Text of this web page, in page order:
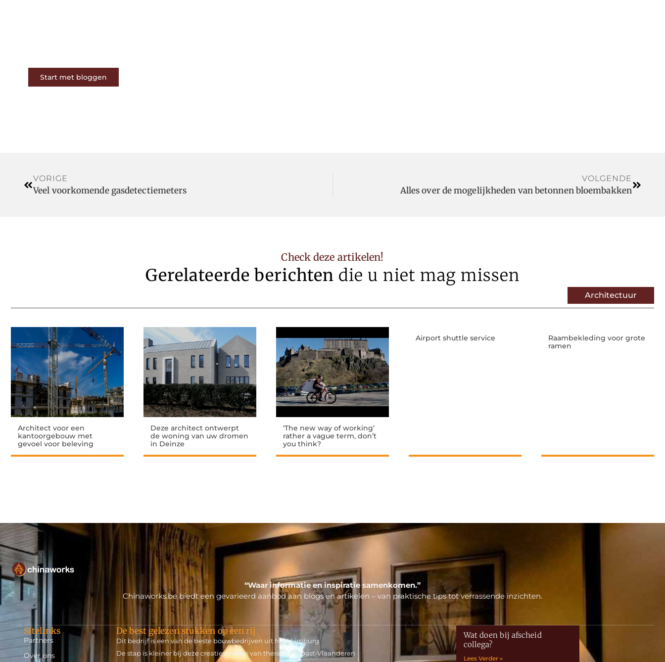
Start met bloggen
VORIGE
Veel voorkomende gasdetectiemeters
VOLGENDE
Alles over de mogelijkheden van betonnen bloembakken
Check deze artikelen!
Gerelateerde berichten die u niet mag missen
Architectuur
Architect voor een
kantoorgebouw met
gevoel voor beleving
Deze architect ontwerpt
de woning van uw dromen
in Deinze
‘The new way of working’
rather a vague term, don’t
you think?
Airport shuttle service
Raambekleding voor grote
ramen
“Waar informatie en inspiratie samenkomen.”
Chinaworks.be biedt een gevarieerd aanbod aan blogs en artikelen – van praktische tips tot verrassende inzichten.
Sitelinks
Partners
Over ons
De best gelezen stukken op een rij
Dit bedrijf is een van de beste bouwbedrijven uit heel Limburg
De stap is kleiner bij deze creatieve vorm van therapie in Oost-Vlaanderen
Wat doen bij afscheid
collega?
Lees Verder »